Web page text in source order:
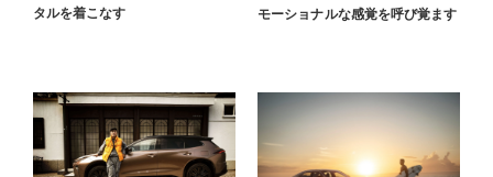
タルを着こなす
モーショナルな感覚を呼び覚ます